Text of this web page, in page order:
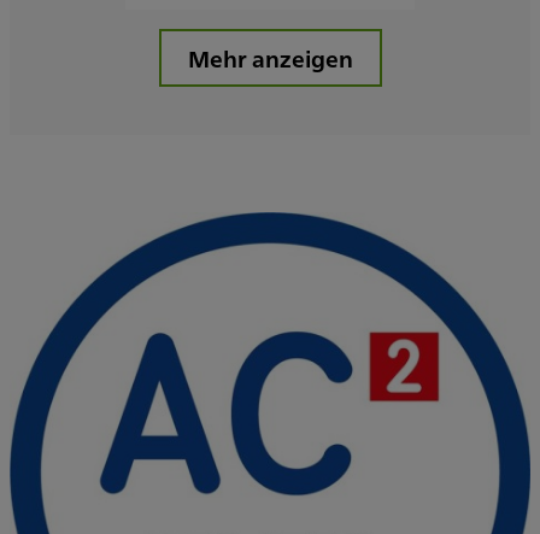
Mehr anzeigen